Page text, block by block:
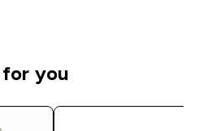
for you